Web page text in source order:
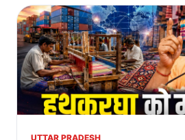
UTTAR PRADESH